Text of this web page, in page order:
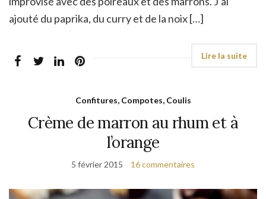
ajouté du paprika, du curry et de la noix […]
Confitures, Compotes, Coulis
Crème de marron au rhum et à
l’orange
5 février 2015 16 commentaires